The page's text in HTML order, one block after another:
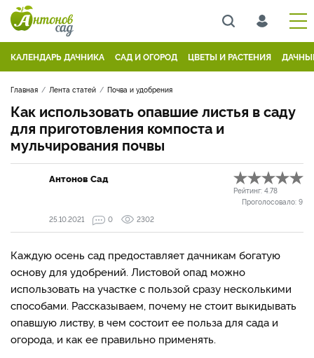
КАЛЕНДАРЬ ДАЧНИКА САД И ОГОРОД ЦВЕТЫ И РАСТЕНИЯ
Главная Лента статей Почва и удобрения
Как использовать опавшие листья в саду
для приготовления компоста и
мульчирования почвы
Антонов Сад
Рейтинг: 4.78
Проголосовало: 9
25.10.2021
0 2302
Каждую осень сад предоставляет дачникам богатую
основу для удобрений. Листовой опад можно
использовать на участке с пользой сразу несколькими
способами. Рассказываем, почему не стоит выкидывать
опавшую листву, в чем состоит ее польза для сада и
огорода, и как ее правильно применять.